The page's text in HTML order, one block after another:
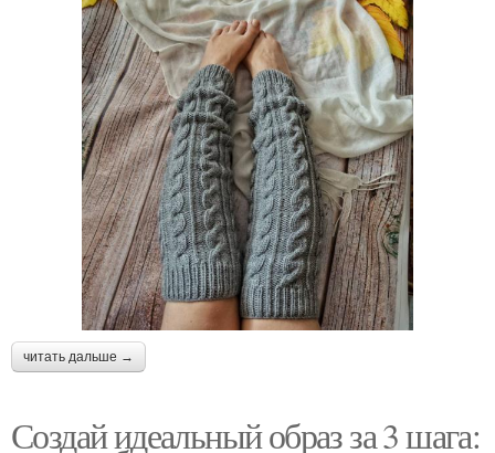
читать дальше →
Создай идеальный образ за 3 шага: